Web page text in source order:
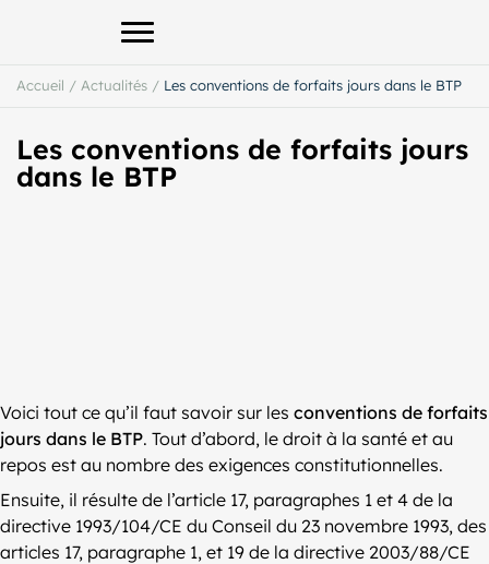
Afficher le menu principal
Accueil / Actualités / Les conventions de forfaits jours dans le BTP
Les conventions de forfaits jours
dans le BTP
Voici tout ce qu’il faut savoir sur les conventions de forfaits
jours dans le BTP. Tout d’abord, le droit à la santé et au
repos est au nombre des exigences constitutionnelles.
Ensuite, il résulte de l’article 17, paragraphes 1 et 4 de la
directive 1993/104/CE du Conseil du 23 novembre 1993, des
articles 17, paragraphe 1, et 19 de la directive 2003/88/CE